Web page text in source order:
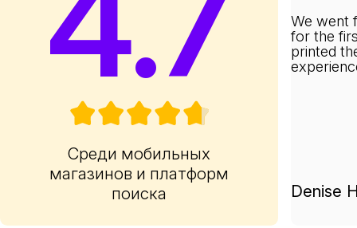
Среди мобильных
магазинов и платформ
поиска
We went
for the
printed
Denise